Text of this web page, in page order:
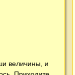
величины, и